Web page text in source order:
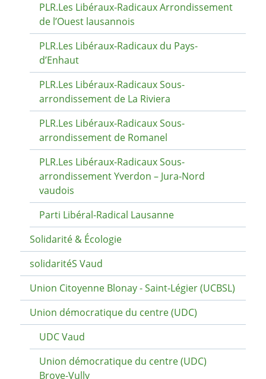
PLR.Les Libéraux-Radicaux Arrondissement
de l’Ouest lausannois
PLR.Les Libéraux-Radicaux du Pays-
d’Enhaut
PLR.Les Libéraux-Radicaux Sous-
arrondissement de La Riviera
PLR.Les Libéraux-Radicaux Sous-
arrondissement de Romanel
PLR.Les Libéraux-Radicaux Sous-
arrondissement Yverdon – Jura-Nord
vaudois
Parti Libéral-Radical Lausanne
Solidarité & Écologie
solidaritéS Vaud
Union Citoyenne Blonay - Saint-Légier (UCBSL)
Union démocratique du centre (UDC)
UDC Vaud
Union démocratique du centre (UDC)
Broye-Vully